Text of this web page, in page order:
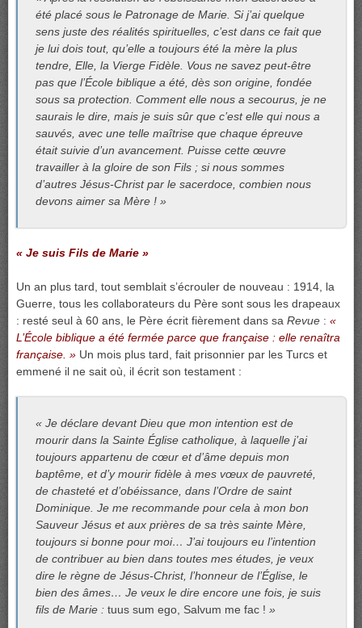
été placé sous le Patronage de Marie. Si j’ai quelque
sens juste des réalités spirituelles, c’est dans ce fait que
je lui dois tout, qu’elle a toujours été la mère la plus
tendre, Elle, la Vierge Fidèle. Vous ne savez peut-être
pas que l’École biblique a été, dès son origine, fondée
sous sa protection. Comment elle nous a secourus, je ne
saurais le dire, mais je suis sûr que c’est elle qui nous a
sauvés, avec une telle maîtrise que chaque épreuve
était suivie d’un avancement. Puisse cette œuvre
travailler à la gloire de son Fils ; si nous sommes
d’autres Jésus-Christ par le sacerdoce, combien nous
devons aimer sa Mère ! »
« Je suis Fils de Marie »
Un an plus tard, tout semblait s’écrouler de nouveau : 1914, la
Guerre, tous les collaborateurs du Père sont sous les drapeaux
: resté seul à 60 ans, le Père écrit fièrement dans sa Revue : «
L’École biblique a été fermée parce que française : elle renaîtra
française. » Un mois plus tard, fait prisonnier par les Turcs et
emmené il ne sait où, il écrit son testament :
« Je déclare devant Dieu que mon intention est de
mourir dans la Sainte Église catholique, à laquelle j’ai
toujours appartenu de cœur et d’âme depuis mon
baptême, et d’y mourir fidèle à mes vœux de pauvreté,
de chasteté et d’obéissance, dans l’Ordre de saint
Dominique. Je me recommande pour cela à mon bon
Sauveur Jésus et aux prières de sa très sainte Mère,
toujours si bonne pour moi… J’ai toujours eu l’intention
de contribuer au bien dans toutes mes études, je veux
dire le règne de Jésus-Christ, l’honneur de l’Église, le
bien des âmes… Je veux le dire encore une fois, je suis
fils de Marie :tuus sum ego, Salvum me fac ! »